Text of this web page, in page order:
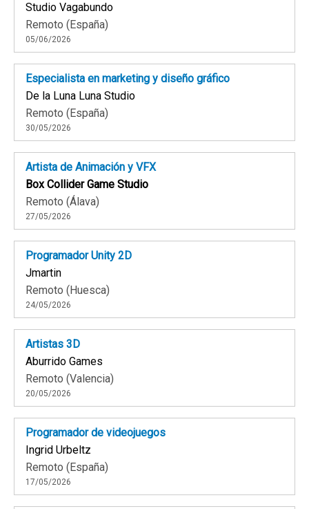
Studio Vagabundo
Remoto (España)
05/06/2026
Especialista en marketing y diseño gráfico
De la Luna Luna Studio
Remoto (España)
30/05/2026
Artista de Animación y VFX
Box Collider Game Studio
Remoto (Álava)
27/05/2026
Programador Unity 2D
Jmartin
Remoto (Huesca)
24/05/2026
Artistas 3D
Aburrido Games
Remoto (Valencia)
20/05/2026
Programador de videojuegos
Ingrid Urbeltz
Remoto (España)
17/05/2026